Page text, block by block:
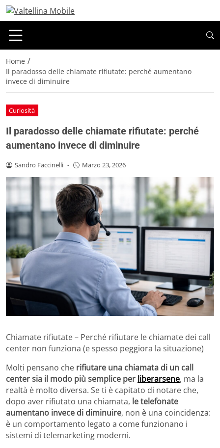
Home /
Il paradosso delle chiamate rifiutate: perché aumentano
invece di diminuire
Curiosità
Il paradosso delle chiamate rifiutate: perché
aumentano invece di diminuire
Sandro Faccinelli - Marzo 23, 2026
Chiamate rifiutate – Perché rifiutare le chiamate dei call
center non funziona (e spesso peggiora la situazione)
Molti pensano che rifiutare una chiamata di un call
center sia il modo più semplice per liberarsene, ma la
realtà è molto diversa. Se ti è capitato di notare che,
dopo aver rifiutato una chiamata, le telefonate
aumentano invece di diminuire, non è una coincidenza:
è un comportamento legato a come funzionano i
sistemi di telemarketing moderni.